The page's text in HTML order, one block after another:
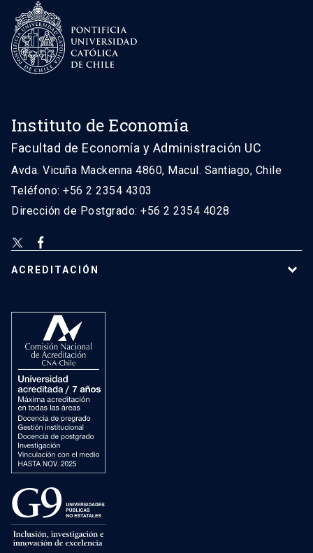
Instituto de Economía
Facultad de Economía y Administración UC
Avda. Vicuña Mackenna 4860, Macul. Santiago, Chile
Teléfono: +56 2 2354 4303
Dirección de Postgrado: +56 2 2354 4028
ACREDITACIÓN